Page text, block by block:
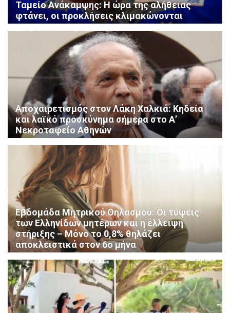
Ταμείο Ανάκαμψης: Η ώρα της αλήθειας
φτάνει, οι προκλήσεις κλιμακώνονται
Αποχαιρετισμός στον Λάκη Χαλκιά: Κηδεία
και λαϊκό προσκύνημα σήμερα στο Α’
Νεκροταφείο Αθηνών
Εβδομάδα Μητρικού Θηλασμού: Οι τύψεις
των Ελληνίδων μητέρων και η έλλειψη
στήριξης – Μόνο το 0,8% θηλάζει
αποκλειστικά στον 6ο μήνα